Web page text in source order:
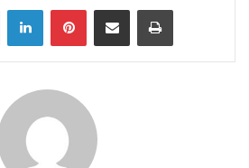
LinkedInPinterestShare via Email Print